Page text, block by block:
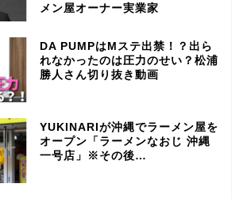
メン屋オーナー実業家
DA PUMPはMステ出禁！？出ら
れなかったのは圧力のせい？松浦
勝人さん切り抜き動画
YUKINARIが沖縄でラーメン屋を
オープン「ラーメンなおじ 沖縄
一号店」※その後…